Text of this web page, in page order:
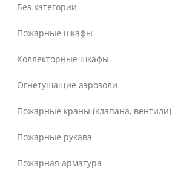
Без категории
Пожарные шкафы
Коллекторные шкафы
Огнетушащие аэрозоли
Пожарные краны (клапана, вентили)
Пожарные рукава
Пожарная арматура